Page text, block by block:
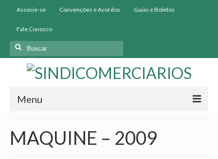
Associe-se Convenções e Acordos Guias e Boletos
Fale Conosco
Menu
Institucional
MAQUINE – 2009